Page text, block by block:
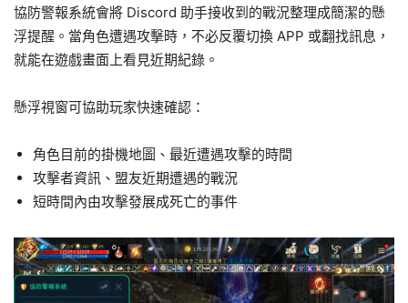
協防警報系統會將 Discord 助手接收到的戰況整理成簡潔的懸
浮提醒。當角色遭遇攻擊時，不必反覆切換 APP 或翻找訊息，
就能在遊戲畫面上看見近期紀錄。
懸浮視窗可協助玩家快速確認：
角色目前的掛機地圖、最近遭遇攻擊的時間
攻擊者資訊、盟友近期遭遇的戰況
短時間內由攻擊發展成死亡的事件